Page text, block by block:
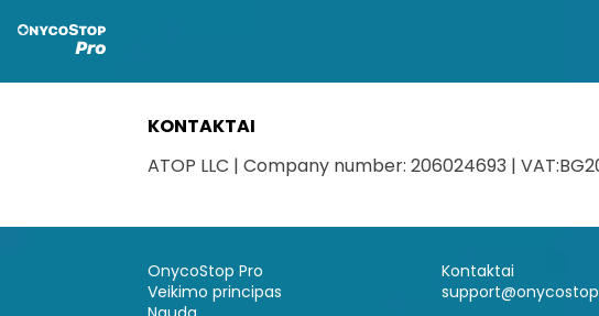
KONTAKTAI
ATOP LLC | Company number: 206024693 |
OnycoStop Pro
Veikimo principas
Kontaktai